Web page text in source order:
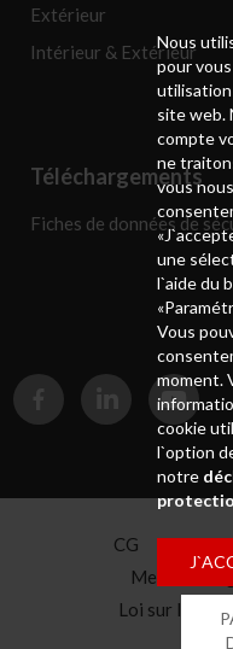
Extérieur
Intérieur & Extérieur
Téléchargements
Fiches de données de
CG
Mentions
Loi sur la
Nous
pour
site web.
compte
ne
vous
une
l`aide du
Vous
moment.
cookie
l`option
notre